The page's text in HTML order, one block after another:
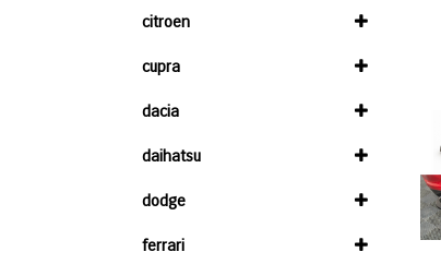
citroen
cupra
dacia
daihatsu
dodge
ferrari